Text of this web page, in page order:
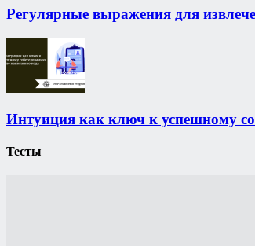
Регулярные выражения для
Интуиция как ключ к успешному
Тесты